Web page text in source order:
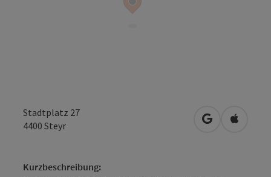
Stadtplatz 27
4400 Steyr in Google
in
Kurzbeschreibung: